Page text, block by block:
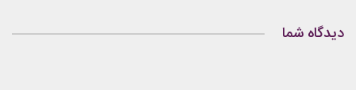
دیدگاه شما